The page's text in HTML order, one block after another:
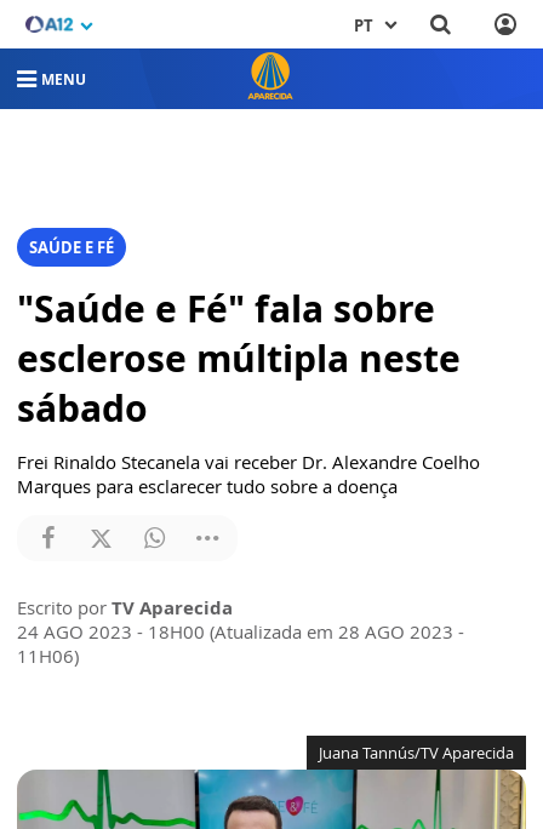
PT
MENU
SAÚDE E FÉ
"Saúde e Fé" fala sobre
esclerose múltipla neste
sábado
Frei Rinaldo Stecanela vai receber Dr. Alexandre Coelho
Marques para esclarecer tudo sobre a doença
Escrito por TV Aparecida
24 AGO 2023 - 18H00 (Atualizada em 28 AGO 2023 -
11H06)
Juana Tannús/TV Aparecida